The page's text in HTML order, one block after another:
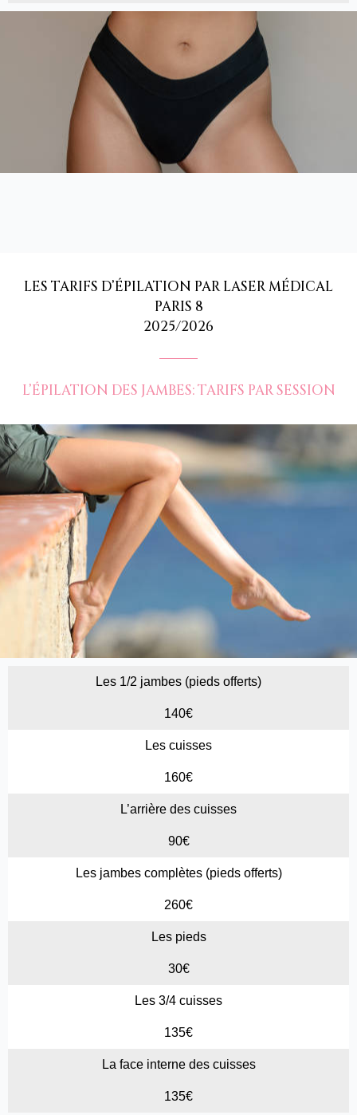
LES TARIFS D’ÉPILATION PAR LASER MÉDICAL
PARIS 8
2025/2026
L’ÉPILATION DES JAMBES: TARIFS PAR SESSION
Les 1/2 jambes (pieds offerts)
140€
Les cuisses
160€
L’arrière des cuisses
90€
Les jambes complètes (pieds offerts)
260€
Les pieds
30€
Les 3/4 cuisses
135€
La face interne des cuisses
135€